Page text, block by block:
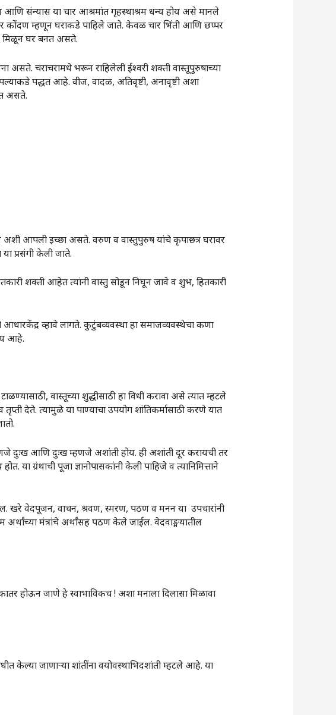
संन्यास या चार आश्रमांत गृहस्थाश्रम धन्य होय असे मानले
कोंदण म्हणून घराकडे पाहिले जाते. केवळ चार भिंती आणि छप्पर
मिळून घर बनत असते.
असते. चराचरामधे भरून राहिलेली ईश्वरी शक्ती वास्तूपुरुषाच्या
पद्धत आहे. वीज, वादळ, अतिवृष्टी, अनावृष्टी अशा
असते.
आपली इच्छा असते. वरुण व वास्तुपुरुष यांचे कृपाछत्र घरावर
या प्रसंगी केली जाते.
शक्ती आहेत त्यांनी वास्तु सोडून निघून जावे व शुभ, हितकारी
व्हावे लागते. कुटुंबव्यवस्था हा समाजव्यवस्थेचा कणा
आहे.
वास्तूच्या शुद्धीसाठी हा विधी करावा असे त्यात म्हटले
देते. त्यामुळे या पाण्याचा उपयोग शांतिकर्मासाठी करणे यात
दुःख आणि दुःख म्हणजे अशांती होय. ही अशांती दूर करायची तर
या ग्रंथाची पूजा ज्ञानोपासकांनी केली पाहिजे व त्यानिमित्ताने
खरे वेदपूजन, वाचन, श्रवण, स्मरण, पठण व मनन या उपचारांनी
मंत्रांचे अर्थांसह पठण केले जाईल. वेदवाङ्मयातील
होऊन जाणे हे स्वाभाविकच ! अशा मनाला दिलासा मिळावा
जाणाऱ्या शांतींना वयोवस्थाभिदशांती म्हटले आहे. या